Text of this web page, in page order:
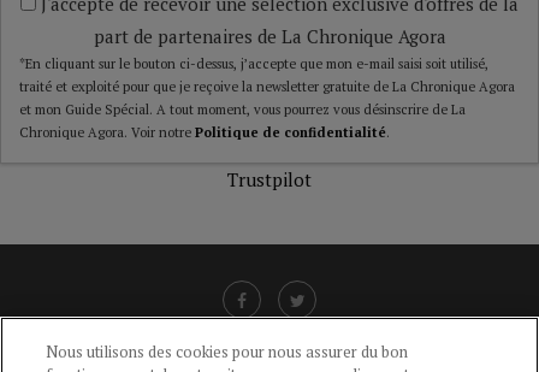
part de partenaires de La Chronique Agora
*En cliquant sur le bouton ci-dessus, j’accepte que mon e-mail saisi soit utilisé,
traité et exploité pour que je reçoive la newsletter gratuite de La Chronique Agora
et mon Guide Spécial. A tout moment, vous pourrez vous désinscrire de La
Chronique Agora. Voir notre Politique de confidentialité.
Trustpilot
Nous utilisons des cookies pour nous assurer du bon